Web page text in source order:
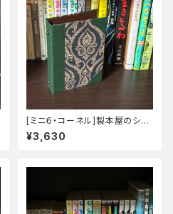
[ミニ６・コーネル]製本屋のシス
テム手帳バインダー【コーネル装
（プリントペーパー）】
¥3,630